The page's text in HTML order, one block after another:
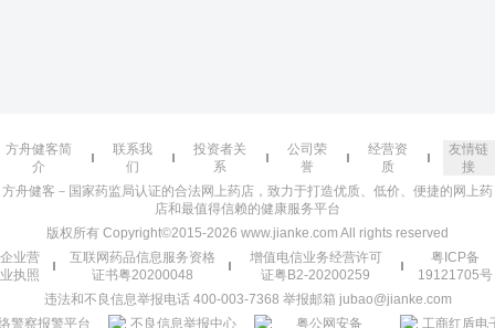
方舟健客简
介
联系我
们
投资者关
系
公司荣
誉
经营资
质
友情链
接
方舟健客－国家药监局认证的合法网上药店，致力于打造优质、低价、便捷的网上药
店和最值得信赖的健康服务平台
版权所有 Copyright©2015-2026 www.jianke.com All rights reserved
企业营
业执照
互联网药品信息服务资格
证书粤20200048
增值电信业务经营许可
证粤B2-20200259
粤ICP备
19121705号
违法和不良信息举报电话 400-003-7368 举报邮箱 jubao@jianke.com